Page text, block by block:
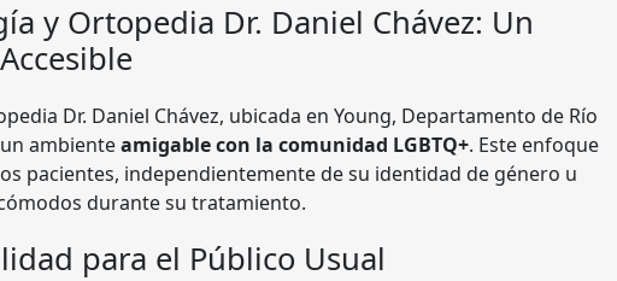
y Ortopedia Dr. Daniel Chávez: Un
Dr. Daniel Chávez, ubicada en Young, Departamento de Río
ambienteamigable con la comunidad LGBTQ+. Este enfoque
pacientes, independientemente de su identidad de género u
durante su tratamiento.
para el Público Usual